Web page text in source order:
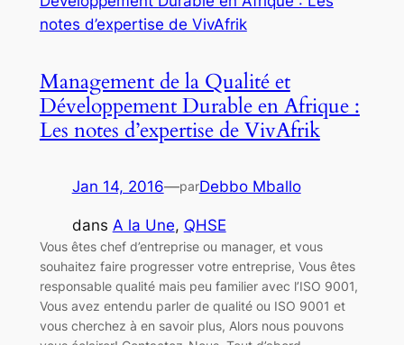
Management de la Qualité et
Développement Durable en Afrique :
Les notes d’expertise de VivAfrik
Jan 14, 2016—parDebbo Mballo
dans A la Une, QHSE
Vous êtes chef d’entreprise ou manager, et vous
souhaitez faire progresser votre entreprise, Vous êtes
responsable qualité mais peu familier avec l’ISO 9001,
Vous avez entendu parler de qualité ou ISO 9001 et
vous cherchez à en savoir plus, Alors nous pouvons